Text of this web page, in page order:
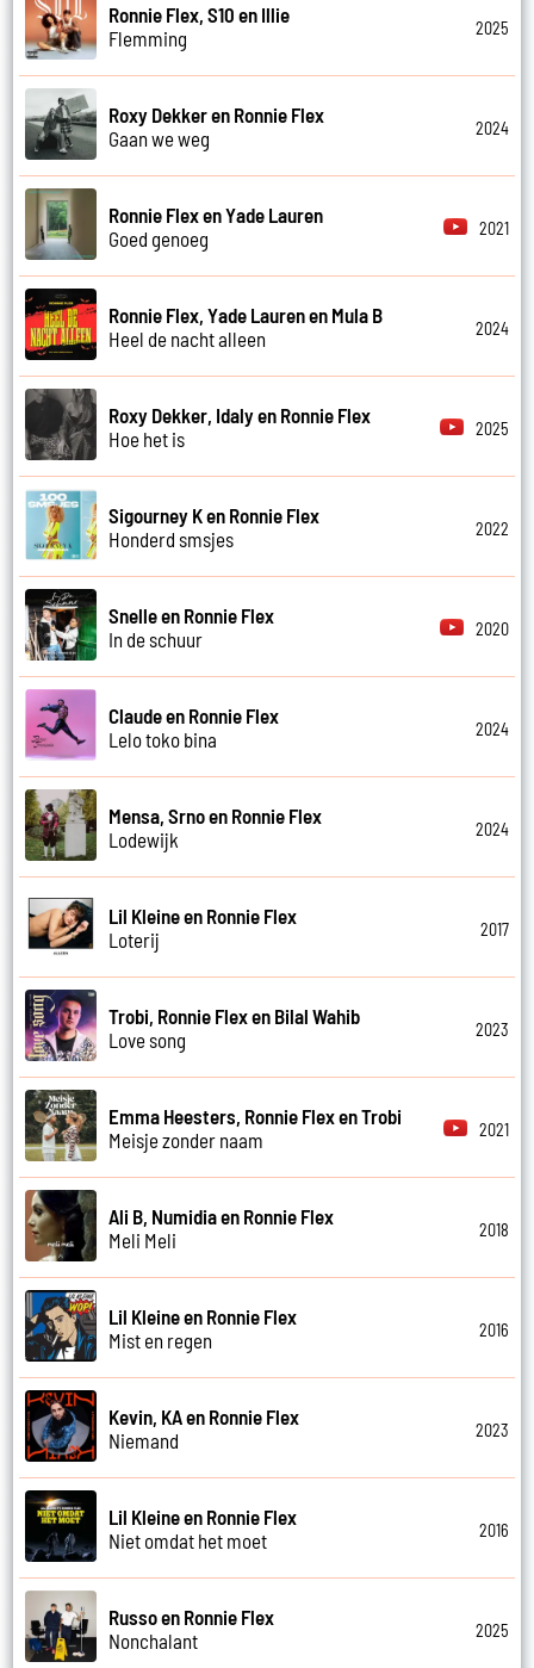
Ronnie Flex, S10 en Illie
Flemming
2025
Roxy Dekker en Ronnie Flex
Gaan we weg
2024
Ronnie Flex en Yade Lauren
Goed genoeg
2021
Ronnie Flex, Yade Lauren en Mula B
Heel de nacht alleen
2024
Roxy Dekker, Idaly en Ronnie Flex
Hoe het is
2025
Sigourney K en Ronnie Flex
Honderd smsjes
2022
Snelle en Ronnie Flex
In de schuur
2020
Claude en Ronnie Flex
Lelo toko bina
2024
Mensa, Srno en Ronnie Flex
Lodewijk
2024
Lil Kleine en Ronnie Flex
Loterij
2017
Trobi, Ronnie Flex en Bilal Wahib
Love song
2023
Emma Heesters, Ronnie Flex en Trobi
Meisje zonder naam
2021
Ali B, Numidia en Ronnie Flex
Meli Meli
2018
Lil Kleine en Ronnie Flex
Mist en regen
2016
Kevin, KA en Ronnie Flex
Niemand
2023
Lil Kleine en Ronnie Flex
Niet omdat het moet
2016
Russo en Ronnie Flex
Nonchalant
2025